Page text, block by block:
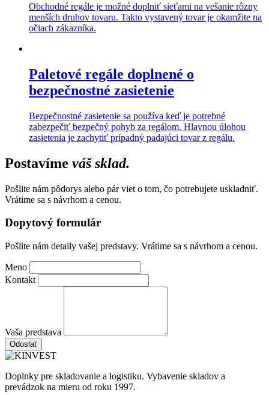
Obchodné regále je možné doplniť sieťami na vešanie rôzny
menších druhov tovaru. Takto vystavený tovar je okamžite na
očiach zákazníka.
Paletové regále doplnené o
bezpečnostné zasietenie
Bezpečnostné zasietenie sa používa keď je potrebné
zabezpečiť bezpečný pohyb za regálom. Hlavnou úlohou
zasietenia je zachytiť prípadný padajúci tovar z regálu.
Postavíme váš sklad.
Pošlite nám pôdorys alebo pár viet o tom, čo potrebujete uskladniť.
Vrátime sa s návrhom a cenou.
Dopytový formulár
Pošlite nám detaily vašej predstavy. Vrátime sa s návrhom a cenou.
Meno
Kontakt
Vaša predstava
Odoslať
Doplnky pre skladovanie a logistiku. Vybavenie skladov a
prevádzok na mieru od roku 1997.